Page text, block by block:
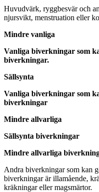
Huvudvärk, ryggbesvär och
njursvikt, menstruation eller
Mindre vanliga
Vanliga biverkningar som
biverkningar.
Sällsynta
Vanliga biverkningar som
biverkningar
Mindre allvarliga
Sällsynta biverkningar
Mindre allvarliga
Andra biverkningar som kan
biverkningar är illamående,
kräkningar eller magsmärtor.